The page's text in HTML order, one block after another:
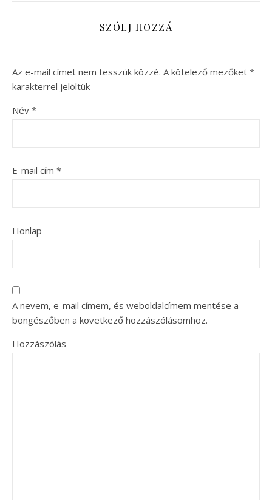
SZÓLJ HOZZÁ
Az e-mail címet nem tesszük közzé. A kötelező mezőket *
karakterrel jelöltük
Név *
E-mail cím *
Honlap
A nevem, e-mail címem, és weboldalcímem mentése a
böngészőben a következő hozzászólásomhoz.
Hozzászólás